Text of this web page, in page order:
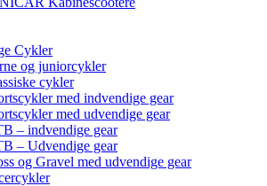
Cykler
og juniorcykler
cykler
med indvendige gear
med udvendige gear
– indvendige gear
– Udvendige gear
og Gravel med udvendige gear